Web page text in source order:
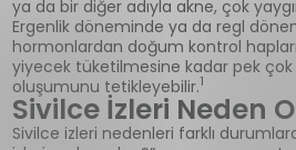
ya da bir diğer adıyla akne, çok
Ergenlik döneminde ya da regl
hormonlardan doğum kontrol
yiyecek tüketilmesine kadar pek
oluşumunu tetikleyebilir.1
Sivilce İzleri Neden
Sivilce izleri nedenleri farklı